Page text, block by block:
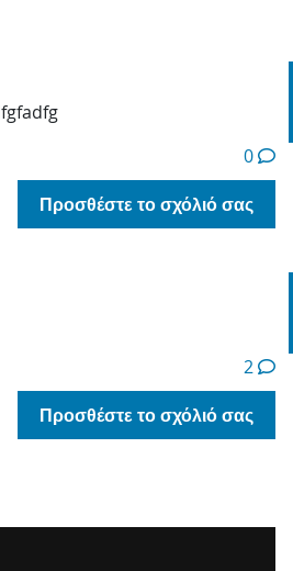
0
Προσθέστε το σχόλιό σας
2
Προσθέστε το σχόλιό σας